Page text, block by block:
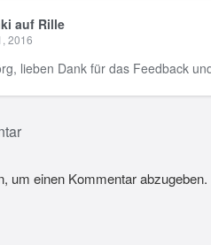
auf Rille
2016
lieben Dank für das Feedback
um einen Kommentar abzugeben.